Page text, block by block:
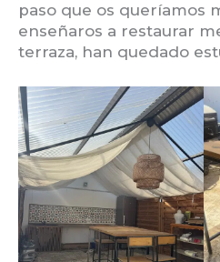
paso que os queríamos
enseñaros a restaurar
terraza, han quedado